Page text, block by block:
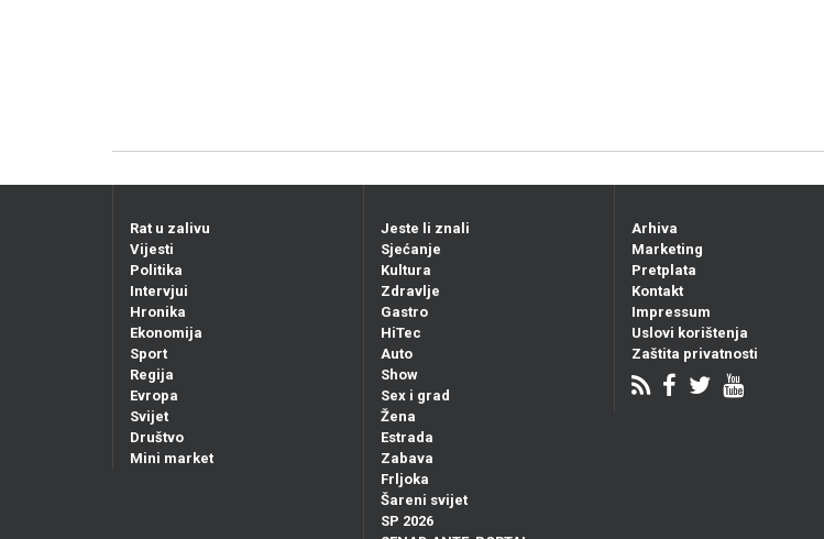
Rat u zalivu
Vijesti
Politika
Intervjui
Hronika
Ekonomija
Sport
Regija
Evropa
Svijet
Društvo
Mini market
Jeste li znali
Sjećanje
Kultura
Zdravlje
Gastro
HiTec
Auto
Show
Sex i grad
Žena
Estrada
Zabava
Frljoka
Šareni svijet
SP 2026
Arhiva
Marketing
Pretplata
Kontakt
Impressum
Uslovi korištenja
Zaštita privatnosti